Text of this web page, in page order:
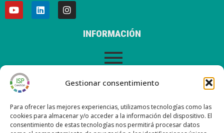
Gestionar consentimiento
Para ofrecer las mejores experiencias, utilizamos tecnologías como las
cookies para almacenar y/o acceder a la información del dispositivo. El
consentimiento de estas tecnologías nos permitirá procesar datos
INFORMACIÓN
AVISO LEGAL
ÚLTIMAS ENTRADAS EN NUESTRO BLOG